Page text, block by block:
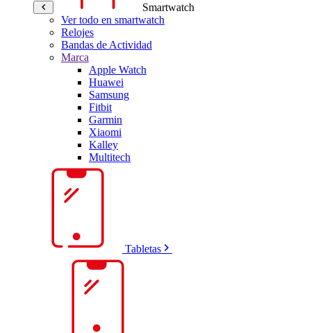
Smartwatch
Ver todo en smartwatch
Relojes
Bandas de Actividad
Marca
Apple Watch
Huawei
Samsung
Fitbit
Garmin
Xiaomi
Kalley
Multitech
Tabletas